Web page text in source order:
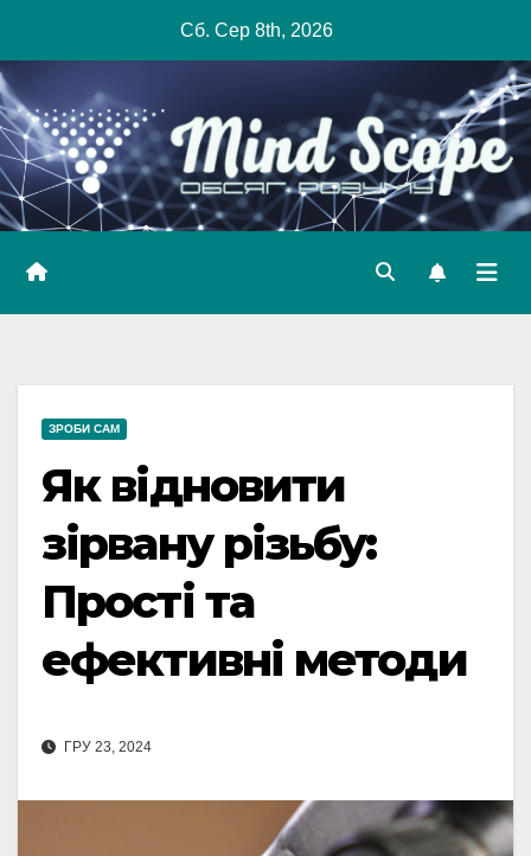
content
Сб. Сер 8th, 2026
ЗРОБИ САМ
Як відновити
зірвану різьбу:
Прості та
ефективні методи
ГРУ 23, 2024